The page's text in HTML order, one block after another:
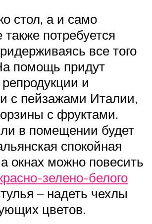
стол, а и само
потребуется
все того
помощь придут
и
с пейзажами Италии,
с фруктами.
в помещении будет
спокойная
окнах можно повесить
зелено-белого
– надеть чехлы
цветов.